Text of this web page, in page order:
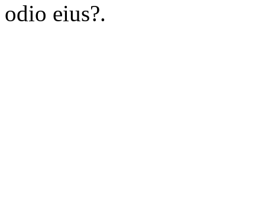
odio eius?.